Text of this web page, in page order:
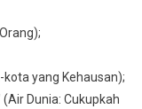
yang Kehausan);
(Air Dunia: Cukupkah